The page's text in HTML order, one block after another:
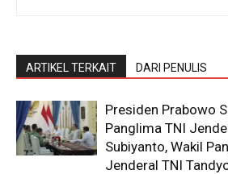
ARTIKEL TERKAIT DARI PENULIS
Presiden Prabowo
Panglima TNI
Subiyanto, Wakil
Jenderal TNI